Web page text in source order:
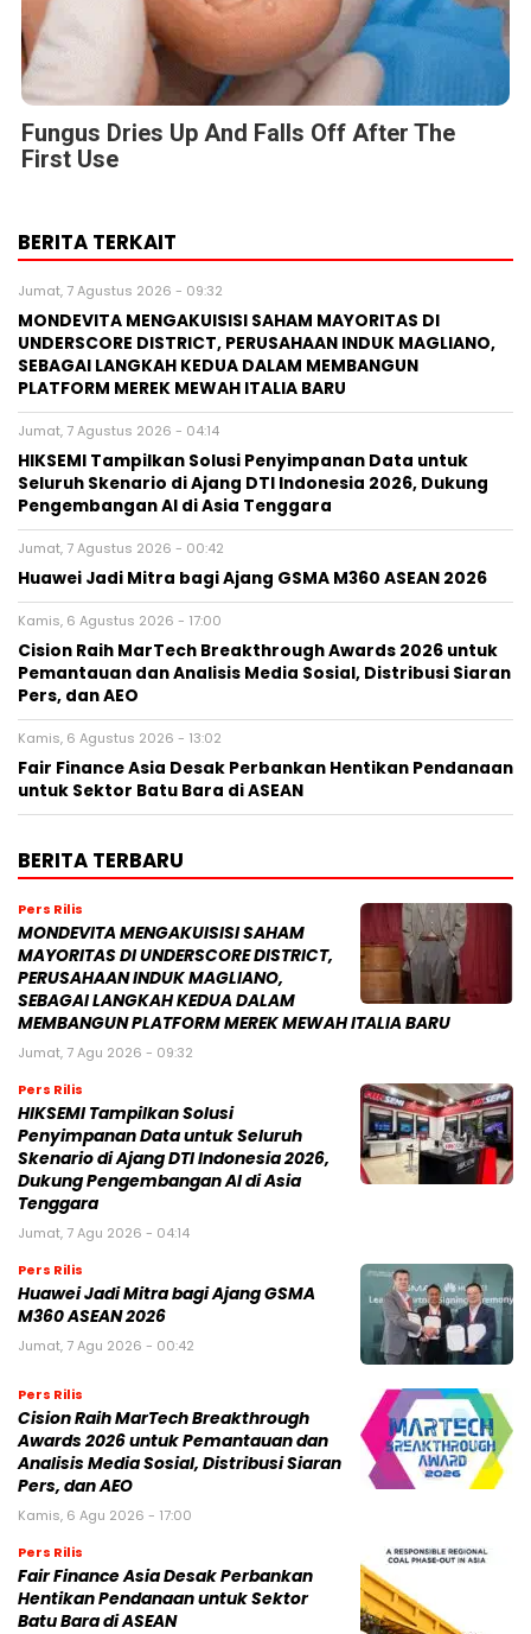
Fungus Dries Up And Falls Off After The
First Use
BERITA TERKAIT
Jumat, 7 Agustus 2026 - 09:32
MONDEVITA MENGAKUISISI SAHAM MAYORITAS DI
UNDERSCORE DISTRICT, PERUSAHAAN INDUK MAGLIANO,
SEBAGAI LANGKAH KEDUA DALAM MEMBANGUN
PLATFORM MEREK MEWAH ITALIA BARU
Jumat, 7 Agustus 2026 - 04:14
HIKSEMI Tampilkan Solusi Penyimpanan Data untuk
Seluruh Skenario di Ajang DTI Indonesia 2026, Dukung
Pengembangan AI di Asia Tenggara
Jumat, 7 Agustus 2026 - 00:42
Huawei Jadi Mitra bagi Ajang GSMA M360 ASEAN 2026
Kamis, 6 Agustus 2026 - 17:00
Cision Raih MarTech Breakthrough Awards 2026 untuk
Pemantauan dan Analisis Media Sosial, Distribusi Siaran
Pers, dan AEO
Kamis, 6 Agustus 2026 - 13:02
Fair Finance Asia Desak Perbankan Hentikan Pendanaan
untuk Sektor Batu Bara di ASEAN
BERITA TERBARU
Pers Rilis
MONDEVITA MENGAKUISISI SAHAM
MAYORITAS DI UNDERSCORE DISTRICT,
PERUSAHAAN INDUK MAGLIANO,
SEBAGAI LANGKAH KEDUA DALAM
MEMBANGUN PLATFORM MEREK MEWAH ITALIA BARU
Jumat, 7 Agu 2026 - 09:32
Pers Rilis
HIKSEMI Tampilkan Solusi
Penyimpanan Data untuk Seluruh
Skenario di Ajang DTI Indonesia 2026,
Dukung Pengembangan AI di Asia
Tenggara
Jumat, 7 Agu 2026 - 04:14
Pers Rilis
Huawei Jadi Mitra bagi Ajang GSMA
M360 ASEAN 2026
Jumat, 7 Agu 2026 - 00:42
Pers Rilis
Cision Raih MarTech Breakthrough
Awards 2026 untuk Pemantauan dan
Analisis Media Sosial, Distribusi Siaran
Pers, dan AEO
Kamis, 6 Agu 2026 - 17:00
Pers Rilis
Fair Finance Asia Desak Perbankan
Hentikan Pendanaan untuk Sektor
Batu Bara di ASEAN